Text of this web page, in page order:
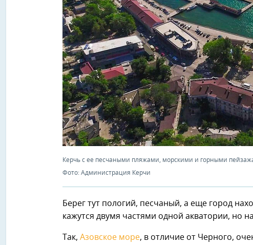
Керчь с ее песчаными пляжами, морскими и горными
Фото: Администрация Керчи
Берег тут пологий, песчаный, а еще город
кажутся двумя частями одной акватории, но
Так, Азовское море, в отличие от Черного,